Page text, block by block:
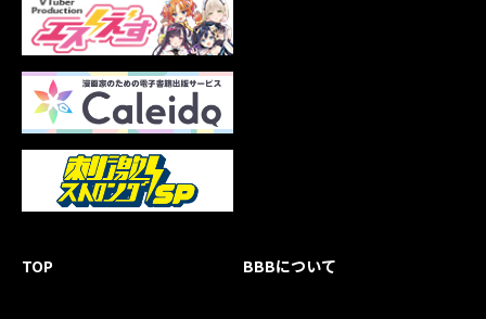
TOP BBBについて